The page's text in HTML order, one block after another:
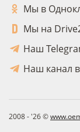
Мы в
Мы на
Наш
Наш канал
2008 - '26 ©